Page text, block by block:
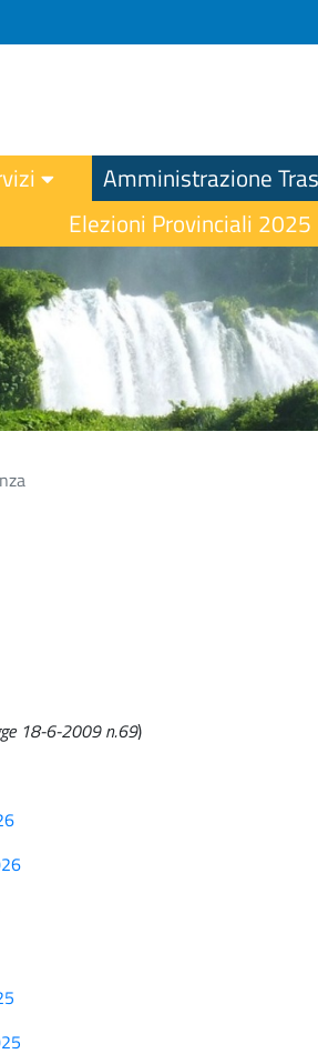
Amministrazione
Elezioni Provinciali 2025
18-6-2009 n.69)